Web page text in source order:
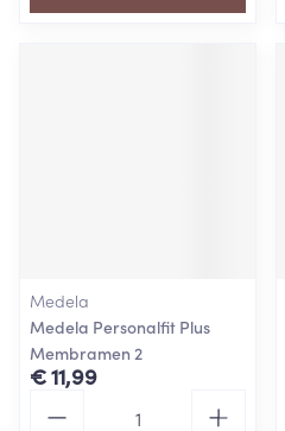
Medela
Medela Personalfit Plus
Membramen 2
€ 11,99